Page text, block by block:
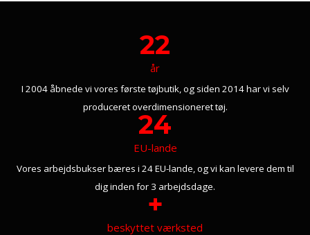
22
år
I 2004 åbnede vi vores første tøjbutik, og siden 2014 har vi selv
produceret overdimensioneret tøj.
24
EU-lande
Vores arbejdsbukser bæres i 24 EU-lande, og vi kan levere dem til
dig inden for 3 arbejdsdage.
+
beskyttet værksted